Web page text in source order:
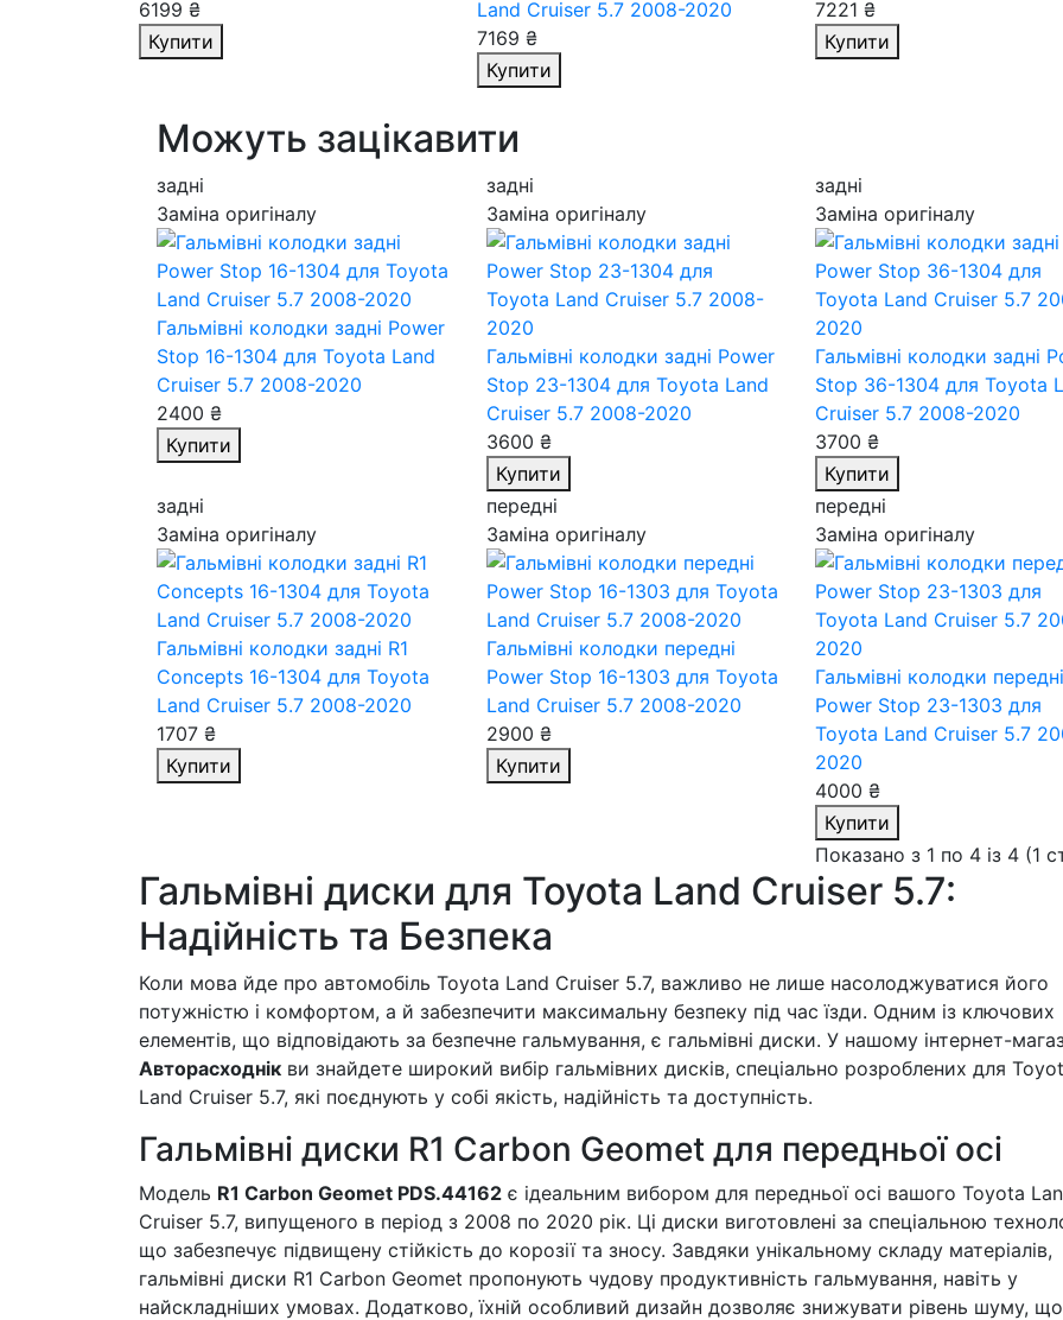
6199 ₴
Купити
Land Cruiser 5.7 2008-2020
7169 ₴
Купити
7221 ₴
Купити
Можуть зацікавити
задні
Заміна оригіналу
Гальмівні колодки задні Power
Stop 16-1304 для Toyota Land
Cruiser 5.7 2008-2020
2400 ₴
Купити
задні
Заміна оригіналу
Гальмівні колодки задні Power
Stop 23-1304 для Toyota Land
Cruiser 5.7 2008-2020
3600 ₴
Купити
задні
Заміна оригіналу
Гальмівні колодки задні
Stop 36-1304 для Toyota
Cruiser 5.7 2008-2020
3700 ₴
Купити
задні
Заміна оригіналу
Гальмівні колодки задні R1
Concepts 16-1304 для Toyota
Land Cruiser 5.7 2008-2020
1707 ₴
Купити
передні
Заміна оригіналу
Гальмівні колодки передні
Power Stop 16-1303 для Toyota
Land Cruiser 5.7 2008-2020
2900 ₴
Купити
передні
Заміна оригіналу
Гальмівні колодки передні
Power Stop 23-1303 для
Toyota Land Cruiser 5.7
2020
4000 ₴
Купити
Показано з 1 по 4 із 4 (1
Гальмівні диски для Toyota Land Cruiser 5.7:
Надійність та Безпека
Коли мова йде про автомобіль Toyota Land Cruiser 5.7, важливо не лише насолоджуватися його
потужністю і комфортом, а й забезпечити максимальну безпеку під час їзди. Одним із ключових
елементів, що відповідають за безпечне гальмування, є гальмівні диски. У нашому інтернет-
Авторасходнік ви знайдете широкий вибір гальмівних дисків, спеціально розроблених для
Land Cruiser 5.7, які поєднують у собі якість, надійність та доступність.
Гальмівні диски R1 Carbon Geomet для передньої осі
Модель R1 Carbon Geomet PDS.44162 є ідеальним вибором для передньої осі вашого Toyota
Cruiser 5.7, випущеного в період з 2008 по 2020 рік. Ці диски виготовлені за спеціальною
що забезпечує підвищену стійкість до корозії та зносу. Завдяки унікальному складу матеріалів,
гальмівні диски R1 Carbon Geomet пропонують чудову продуктивність гальмування, навіть у
найскладніших умовах. Додатково, їхній особливий дизайн дозволяє знижувати рівень шуму,